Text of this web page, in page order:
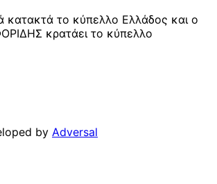
κατακτά το κύπελλο Ελλάδος και ο
κρατάει το κύπελλο
by Adversal